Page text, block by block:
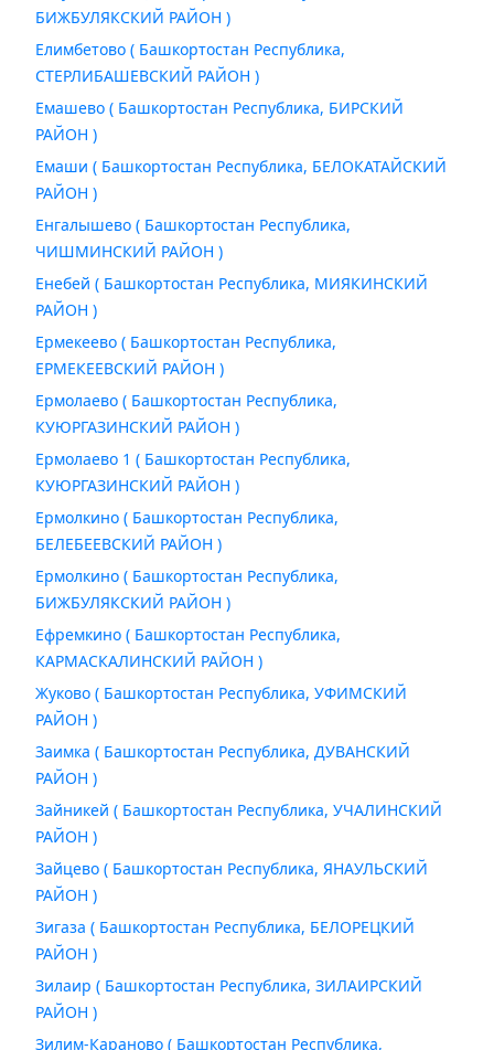
БИЖБУЛЯКСКИЙ РАЙОН )
Елимбетово ( Башкортостан Республика,
СТЕРЛИБАШЕВСКИЙ РАЙОН )
Емашево ( Башкортостан Республика, БИРСКИЙ
РАЙОН )
Емаши ( Башкортостан Республика, БЕЛОКАТАЙСКИЙ
РАЙОН )
Енгалышево ( Башкортостан Республика,
ЧИШМИНСКИЙ РАЙОН )
Енебей ( Башкортостан Республика, МИЯКИНСКИЙ
РАЙОН )
Ермекеево ( Башкортостан Республика,
ЕРМЕКЕЕВСКИЙ РАЙОН )
Ермолаево ( Башкортостан Республика,
КУЮРГАЗИНСКИЙ РАЙОН )
Ермолаево 1 ( Башкортостан Республика,
КУЮРГАЗИНСКИЙ РАЙОН )
Ермолкино ( Башкортостан Республика,
БЕЛЕБЕЕВСКИЙ РАЙОН )
Ермолкино ( Башкортостан Республика,
БИЖБУЛЯКСКИЙ РАЙОН )
Ефремкино ( Башкортостан Республика,
КАРМАСКАЛИНСКИЙ РАЙОН )
Жуково ( Башкортостан Республика, УФИМСКИЙ
РАЙОН )
Заимка ( Башкортостан Республика, ДУВАНСКИЙ
РАЙОН )
Зайникей ( Башкортостан Республика, УЧАЛИНСКИЙ
РАЙОН )
Зайцево ( Башкортостан Республика, ЯНАУЛЬСКИЙ
РАЙОН )
Зигаза ( Башкортостан Республика, БЕЛОРЕЦКИЙ
РАЙОН )
Зилаир ( Башкортостан Республика, ЗИЛАИРСКИЙ
РАЙОН )
Зилим-Караново ( Башкортостан Республика,